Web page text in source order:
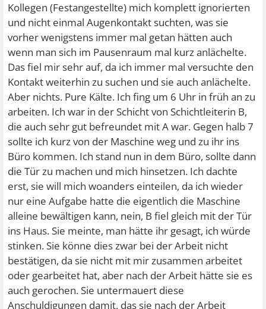
Kollegen (Festangestellte) mich komplett ignorierten
und nicht einmal Augenkontakt suchten, was sie
vorher wenigstens immer mal getan hätten auch
wenn man sich im Pausenraum mal kurz anlächelte.
Das fiel mir sehr auf, da ich immer mal versuchte den
Kontakt weiterhin zu suchen und sie auch anlächelte.
Aber nichts. Pure Kälte. Ich fing um 6 Uhr in früh an zu
arbeiten. Ich war in der Schicht von Schichtleiterin B,
die auch sehr gut befreundet mit A war. Gegen halb 7
sollte ich kurz von der Maschine weg und zu ihr ins
Büro kommen. Ich stand nun in dem Büro, sollte dann
die Tür zu machen und mich hinsetzen. Ich dachte
erst, sie will mich woanders einteilen, da ich wieder
nur eine Aufgabe hatte die eigentlich die Maschine
alleine bewältigen kann, nein, B fiel gleich mit der Tür
ins Haus. Sie meinte, man hätte ihr gesagt, ich würde
stinken. Sie könne dies zwar bei der Arbeit nicht
bestätigen, da sie nicht mit mir zusammen arbeitet
oder gearbeitet hat, aber nach der Arbeit hätte sie es
auch gerochen. Sie untermauert diese
Anschuldigungen damit, das sie nach der Arbeit